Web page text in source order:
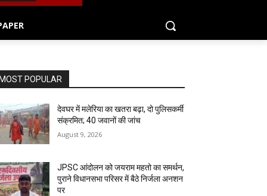
POPULAR
देवघर में मलेरिया का खतरा बढ़ा, दो पुलिसकर्मी
संक्रमित; 40 जवानों की जांच
August 9, 2026
JPSC आंदोलन को जयराम महतो का समर्थन,
पुराने विधानसभा परिसर में बैठे निर्जला अनशन
पर